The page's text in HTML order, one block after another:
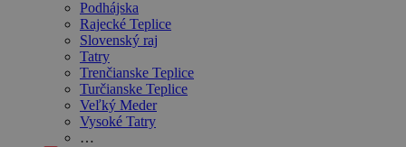
Podhájska
Rajecké Teplice
Slovenský raj
Tatry
Trenčianske Teplice
Turčianske Teplice
Veľký Meder
Vysoké Tatry
…